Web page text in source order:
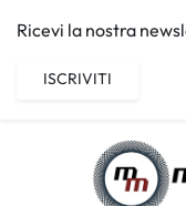
Ricevi la nostra
ISCRIVITI